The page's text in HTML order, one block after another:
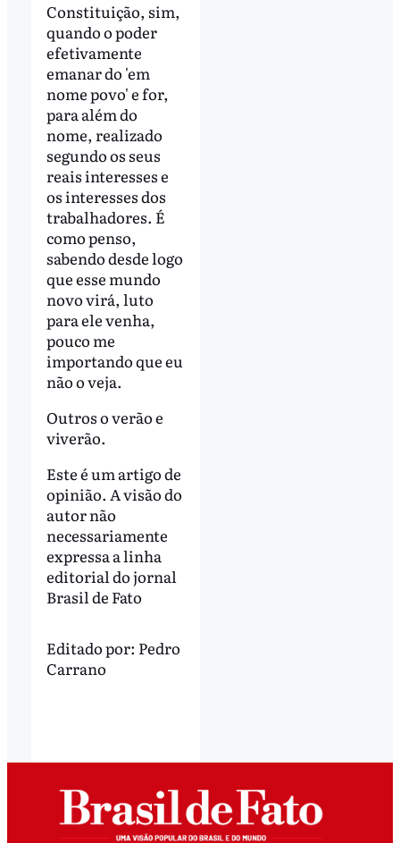
Constituição, sim,
quando o poder
efetivamente
emanar do 'em
nome povo' e for,
para além do
nome, realizado
segundo os seus
reais interesses e
os interesses dos
trabalhadores. É
como penso,
sabendo desde logo
que esse mundo
novo virá, luto
para ele venha,
pouco me
importando que eu
não o veja.
Outros o verão e
viverão.
Este é um artigo de
opinião. A visão do
autor não
necessariamente
expressa a linha
editorial do jornal
Brasil de Fato
Editado por: Pedro
Carrano